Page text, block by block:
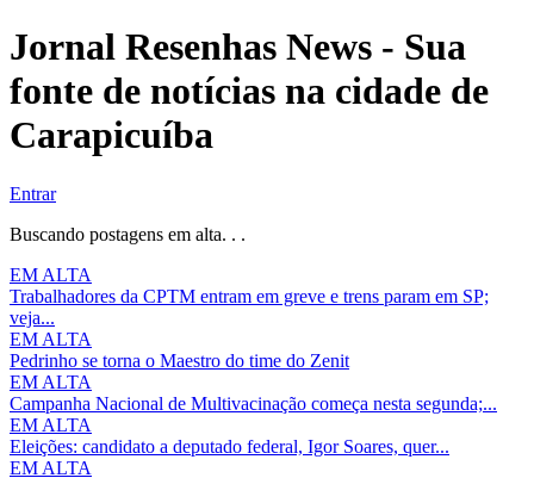
Jornal Resenhas News - Sua
fonte de notícias na cidade de
Carapicuíba
Entrar
Buscando postagens em alta. . .
EM ALTA
Trabalhadores da CPTM entram em greve e trens param em SP;
veja...
EM ALTA
Pedrinho se torna o Maestro do time do Zenit
EM ALTA
Campanha Nacional de Multivacinação começa nesta segunda;...
EM ALTA
Eleições: candidato a deputado federal, Igor Soares, quer...
EM ALTA